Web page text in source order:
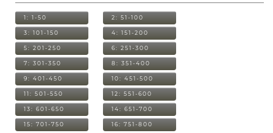
1: 1-50 2: 51-100
3: 101-150 4: 151-200
5: 201-250 6: 251-300
7: 301-350 8: 351-400
9: 401-450 10: 451-500
11: 501-550 12: 551-600
13: 601-650 14: 651-700
15: 701-750 16: 751-800